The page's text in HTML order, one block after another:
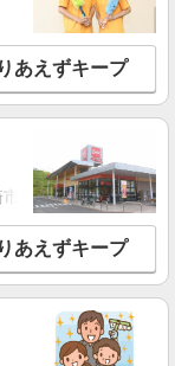
を見る
※経験・能力によ
コロニー （静岡県
細を見る
あえずキープ
・太田市・館林市
あえずキープ